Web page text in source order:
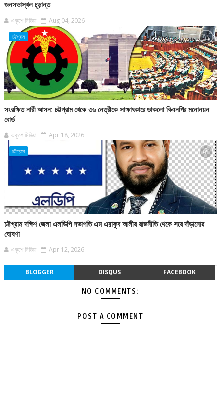
জনসভাস্থল চূড়ান্ত
একুশে মিডিয়া Aug 04, 2026
চট্টগ্রাম
সংরক্ষিত নারী আসন: চট্টগ্রাম থেকে ৩৬ নেত্রীকে সাক্ষাৎকারে ডাকলো বিএনপির মনোনয়ন
বোর্ড
একুশে মিডিয়া Apr 18, 2026
চট্টগ্রাম
চট্টগ্রাম দক্ষিণ জেলা এলডিপি সভাপতি এম এয়াকুব আলীর রাজনীতি থেকে সরে দাঁড়ানোর
ঘোষণা
একুশে মিডিয়া Apr 12, 2026
BLOGGER DISQUS FACEBOOK
NO COMMENTS:
POST A COMMENT